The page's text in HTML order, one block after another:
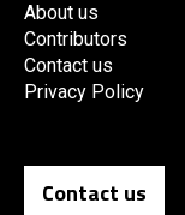
About us
Contributors
Contact us
Privacy Policy
Contact us